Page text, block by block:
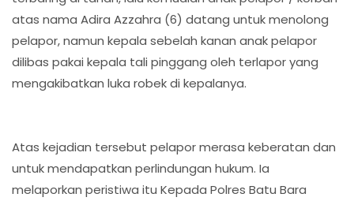
atas nama Adira Azzahra (6) datang untuk menolong
pelapor, namun kepala sebelah kanan anak pelapor
dilibas pakai kepala tali pinggang oleh terlapor yang
mengakibatkan luka robek di kepalanya.
Atas kejadian tersebut pelapor merasa keberatan dan
untuk mendapatkan perlindungan hukum. Ia
melaporkan peristiwa itu Kepada Polres Batu Bara